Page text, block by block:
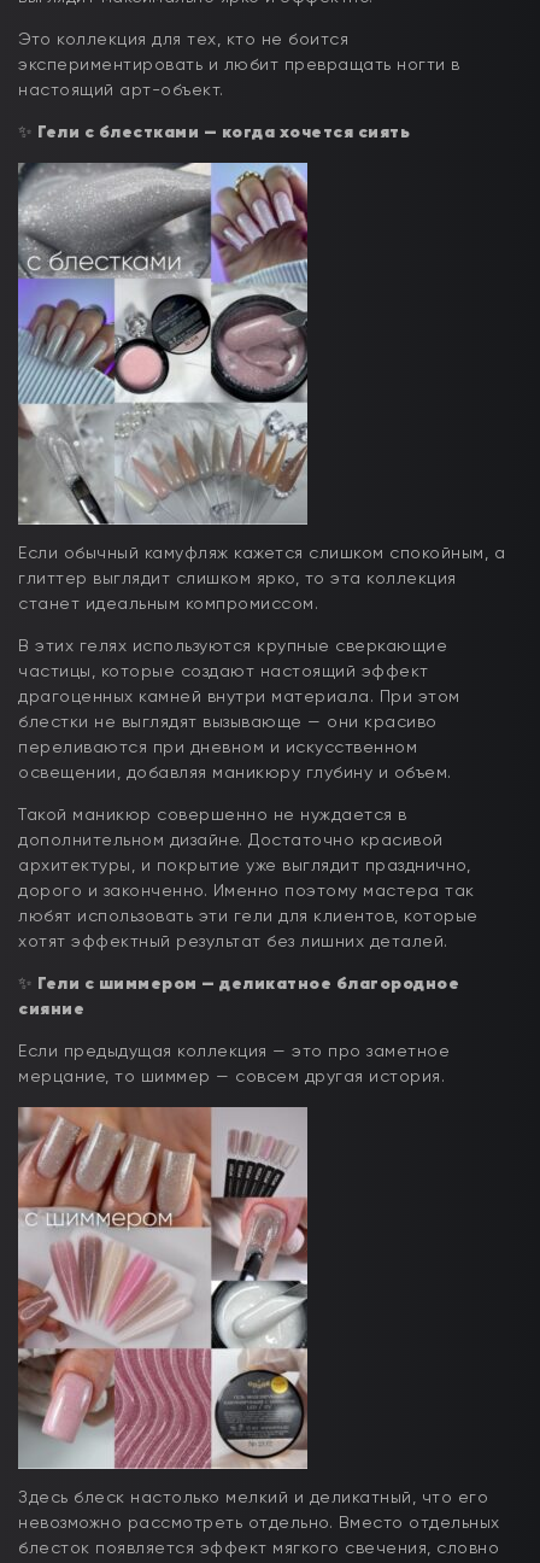
Это коллекция для тех, кто не боится
экспериментировать и любит превращать ногти в
настоящий арт-объект.
✨ Гели с блестками — когда хочется сиять
Если обычный камуфляж кажется слишком спокойным, а
глиттер выглядит слишком ярко, то эта коллекция
станет идеальным компромиссом.
В этих гелях используются крупные сверкающие
частицы, которые создают настоящий эффект
драгоценных камней внутри материала. При этом
блестки не выглядят вызывающе — они красиво
переливаются при дневном и искусственном
освещении, добавляя маникюру глубину и объем.
Такой маникюр совершенно не нуждается в
дополнительном дизайне. Достаточно красивой
архитектуры, и покрытие уже выглядит празднично,
дорого и законченно. Именно поэтому мастера так
любят использовать эти гели для клиентов, которые
хотят эффектный результат без лишних деталей.
✨ Гели с шиммером — деликатное благородное
сияние
Если предыдущая коллекция — это про заметное
мерцание, то шиммер — совсем другая история.
Здесь блеск настолько мелкий и деликатный, что его
невозможно рассмотреть отдельно. Вместо отдельных
блесток появляется эффект мягкого свечения, словно